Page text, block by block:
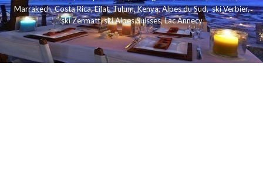
Marrakech,Costa Rica,Eilat,Tulum,Kenya,Alpes du Sud,ski Verbier,
ski Zermatt,ski Alpes Suisses,Lac Annecy